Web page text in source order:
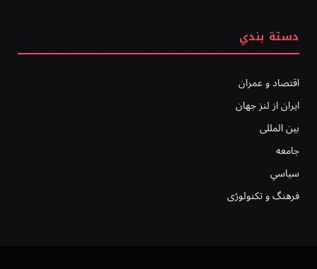
دستة بندي
اقتصاد و عمران
ایران از لنز جهان
بين المللى
جامعه
سياسي
فرهنگ و تکنولوژی